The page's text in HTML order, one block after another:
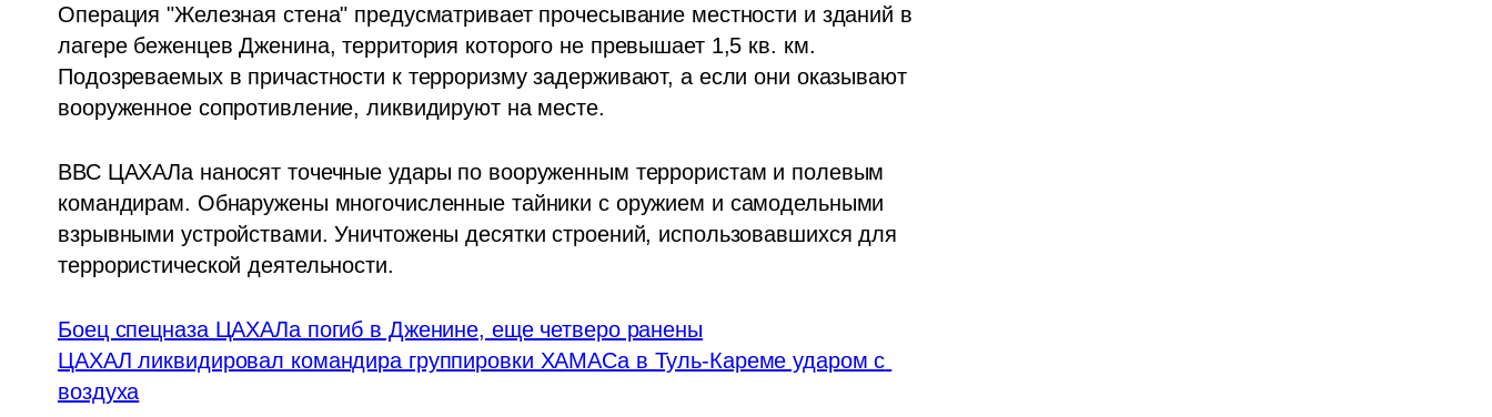
Операция "Железная стена" предусматривает прочесывание местности и зданий в
лагере беженцев Дженина, территория которого не превышает 1,5 кв. км.
Подозреваемых в причастности к терроризму задерживают, а если они оказывают
вооруженное сопротивление, ликвидируют на месте.
ВВС ЦАХАЛа наносят точечные удары по вооруженным террористам и полевым
командирам. Обнаружены многочисленные тайники с оружием и самодельными
взрывными устройствами. Уничтожены десятки строений, использовавшихся для
террористической деятельности.
Боец спецназа ЦАХАЛа погиб в Дженине, еще четверо ранены
ЦАХАЛ ликвидировал командира группировки ХАМАСа в Туль-Кареме ударом с
воздуха